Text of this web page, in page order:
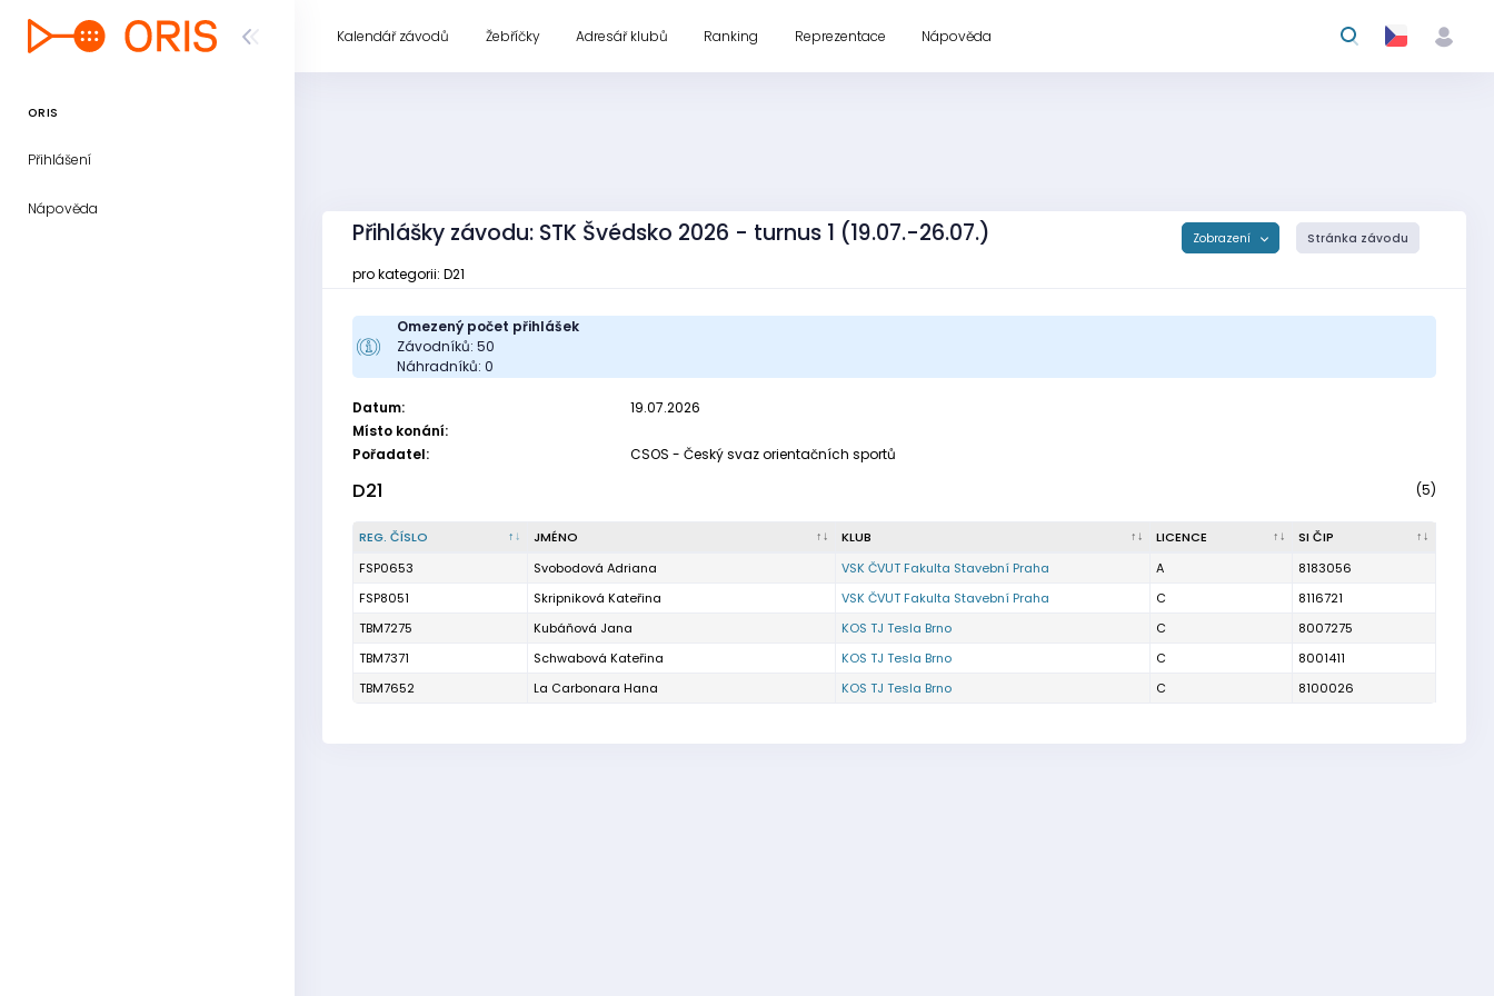
ORIS
Přihlášení
Nápověda
Kalendář závodů Žebříčky Adresář klubů Ranking Reprezentace Nápověda
Přihlášky závodu: STK Švédsko 2026 - turnus 1 (19.07.-26.07.) Zobrazení Stránka závodu
pro kategorii: D21
Omezený počet přihlášek
Závodníků: 50
Náhradníků: 0
Datum:
19.07.2026
Místo konání:
Pořadatel:
CSOS - Český svaz orientačních sportů
D21 (5)
REG. ČÍSLO JMÉNO KLUB LICENCE
SI ČIP
FSP0653
Svobodová Adriana VSK ČVUT Fakulta Stavební Praha A
8183056
FSP8051
Skripniková Kateřina VSK ČVUT Fakulta Stavební Praha C
8116721
TBM7275
Kubáňová Jana KOS TJ Tesla Brno C
8007275
TBM7371
Schwabová Kateřina KOS TJ Tesla Brno C
8001411
TBM7652
La Carbonara Hana KOS TJ Tesla Brno C 8100026